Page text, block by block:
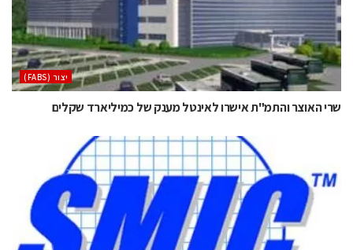
‫יצור (‪(FABS‬‬
שרי האוצר והתמ"ת אישרו לאינטל מענק של כמיליארד שקלים